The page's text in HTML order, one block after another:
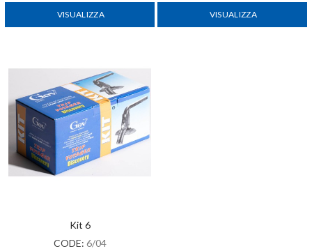
VISUALIZZA VISUALIZZA
Kit 6
CODE: 6/04